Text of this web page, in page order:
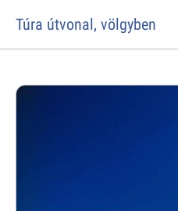
Túra útvonal, völgyben